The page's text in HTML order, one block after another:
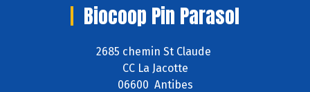
Biocoop Pin Parasol
2685 chemin St Claude
CC La Jacotte
06600 Antibes